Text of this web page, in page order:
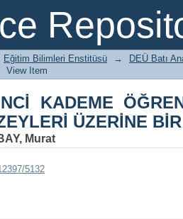
KADEME
Eğitim Bilimleri Enstitüsü → DEÜ Batı
View Item
KADEME
ÜZERİNE
Murat
5132